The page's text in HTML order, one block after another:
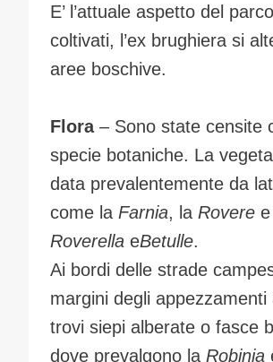
E’ l’attuale aspetto del
coltivati, l’ex brughiera si
aree boschive.
Flora– Sono state censite
specie botaniche. La
data prevalentemente da
come la Farnia, la Rovere
Roverella eBetulle.
Ai bordi delle strade
margini degli appezzamenti
trovi siepi alberate o fasce
dove prevalgono la Robinia